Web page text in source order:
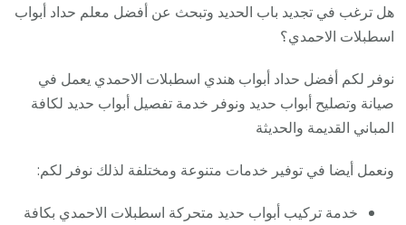
هل ترغب في تجديد باب الحديد وتبحث عن أفضل معلم حداد أبواب
اسطبلات الاحمدي؟
نوفر لكم أفضل حداد أبواب هندي اسطبلات الاحمدي يعمل في
صيانة وتصليح أبواب حديد ونوفر خدمة تفصيل أبواب حديد لكافة
المباني القديمة والحديثة
ونعمل أيضا في توفير خدمات متنوعة ومختلفة لذلك نوفر لكم:
خدمة تركيب أبواب حديد متحركة اسطبلات الاحمدي بكافة